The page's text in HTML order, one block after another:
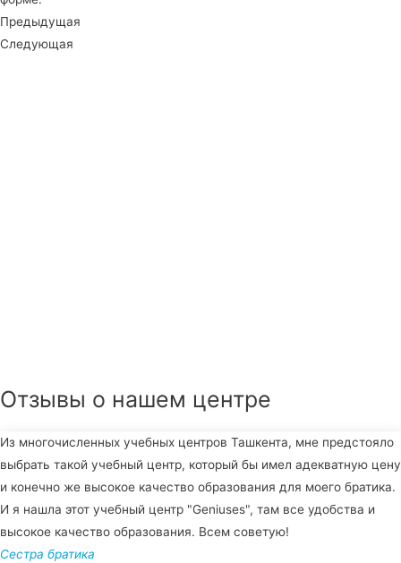
Предыдущая
Следующая
Отзывы о нашем центре
Из многочисленных учебных центров Ташкента, мне предстояло
выбрать такой учебный центр, который бы имел адекватную цену
и конечно же высокое качество образования для моего братика.
И я нашла этот учебный центр "Geniuses", там все удобства и
высокое качество образования. Всем советую!
Сестра братика